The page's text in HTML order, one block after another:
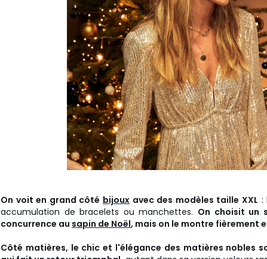
On voit en grand côté bijoux avec des modèles taille XXL :
accumulation de bracelets ou manchettes. On choisit un
concurrence au sapin de Noël, mais on le montre fièrement
Côté matières, le chic et l'élégance des matières nobles